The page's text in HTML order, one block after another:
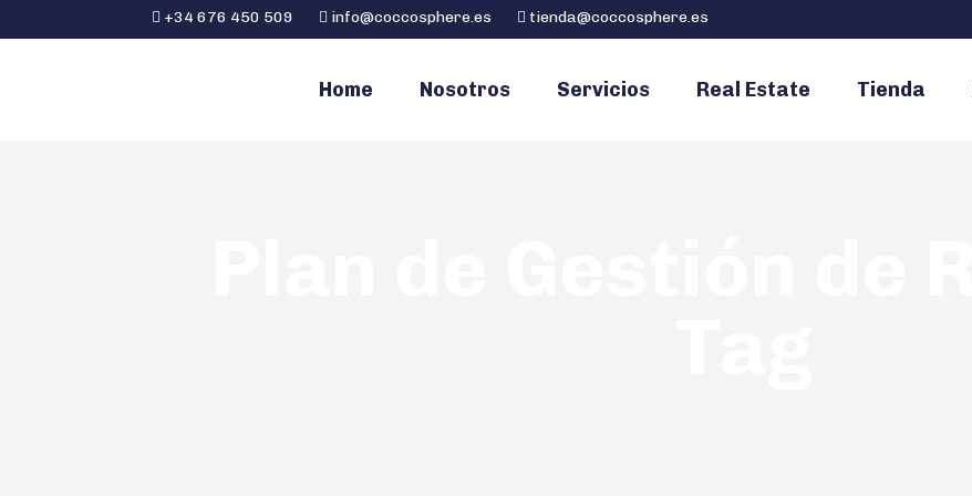
+34 676 450 509 info@coccosphere.es tienda@coccosphere.es
Home Nosotros Servicios Real Estate Tienda